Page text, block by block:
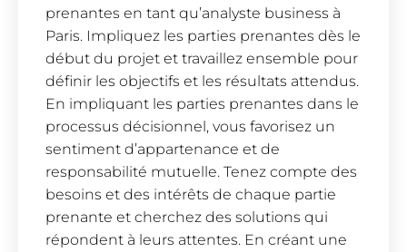
prenantes en tant qu’analyste business à
Paris. Impliquez les parties prenantes dès le
début du projet et travaillez ensemble pour
définir les objectifs et les résultats attendus.
En impliquant les parties prenantes dans le
processus décisionnel, vous favorisez un
sentiment d’appartenance et de
responsabilité mutuelle. Tenez compte des
besoins et des intérêts de chaque partie
prenante et cherchez des solutions qui
répondent à leurs attentes. En créant une